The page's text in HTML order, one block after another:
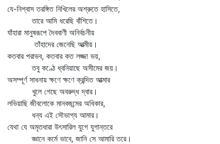
যে-নিশ্বাস তরঙ্গিত নিখিলের অশ্রুতে হাসিতে,
তারে আমি ধরেছি বাঁশিতে।
যাঁহারা মানুষরূপে দৈববাণী অনির্বচনীয়
তাঁহাদের জেনেছি আত্মীয়।
কতবার পরাভব, কতবার কত লজ্জা ভয়,
তবু কণ্ঠে ধ্বনিয়াছে অসীমের জয়।
অসম্পূর্ণ সাধনায় ক্ষণে ক্ষণে ক্রন্দিত আত্মার
খুলে গেছে অবরুদ্ধ দ্বার।
লভিয়াছি জীবলোকে মানবজন্মের অধিকার,
ধন্য এই সৌভাগ্য আমার।
যেথা যে অমৃতধারা উৎসারিল যুগে যুগান্তরে
জ্ঞানে কর্মে ভাবে, জানি সে আমারি তরে।